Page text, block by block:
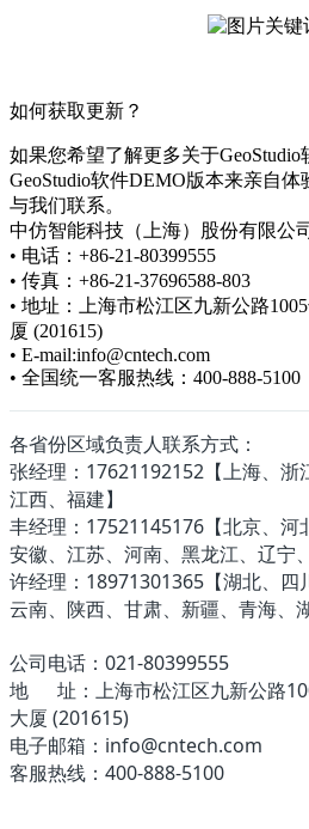
如何获取更新？
如果您希望了解更多关于
GeoStudio软件DEMO版本来亲自体
与我们联系。
中仿智能科技（上海）股份有限公司
• 电话：+86-21-80399555
• 传真：+86-21-37696588-803
• 地址：上海市松江区九新公路
厦 (201615)
• E-mail:info@cntech.com
• 全国统一客服热线：400-888-5100
各省份区域负责人联系方式：
张经理：17621192152【上海、浙
江西、福建】
丰经理：17521145176【北京、河
安徽、江苏、河南、黑龙江、辽宁
许经理：18971301365【湖北、四
云南、陕西、甘肃、新疆、青海、
公司电话：021-80399555
地 址：上海市松江区九新公路
大厦 (201615)
电子邮箱：info@cntech.com
客服热线：400-888-5100